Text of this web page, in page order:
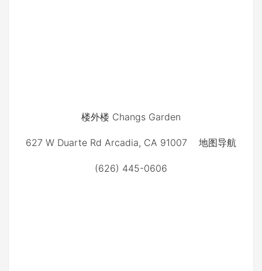
楼外楼 Changs Garden
627 W Duarte Rd Arcadia, CA 91007 地图导航
(626) 445-0606